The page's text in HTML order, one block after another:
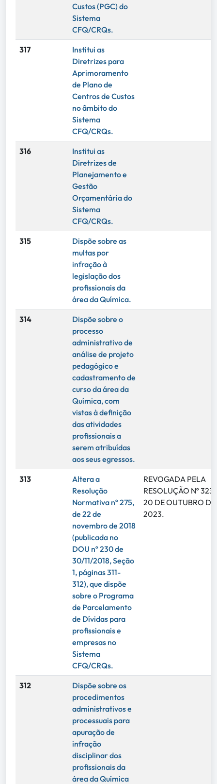
Custos (PGC) do
Sistema
CFQ/CRQs.
317
Institui as
Diretrizes para
Aprimoramento
de Plano de
Centros de Custos
no âmbito do
Sistema
CFQ/CRQs.
316
Institui as
Diretrizes de
Planejamento e
Gestão
Orçamentária do
Sistema
CFQ/CRQs.
315
Dispõe sobre as
multas por
infração à
legislação dos
profissionais da
área da Química.
314
Dispõe sobre o
processo
administrativo de
análise de projeto
pedagógico e
cadastramento de
curso da área da
Química, com
vistas à definição
das atividades
profissionais a
serem atribuídas
aos seus egressos.
313
Altera a
Resolução
Normativa nº 275,
de 22 de
novembro de 2018
(publicada no
DOU nº 230 de
30/11/2018, Seção
1, páginas 311-
312), que dispõe
sobre o Programa
de Parcelamento
de Dívidas para
profissionais e
empresas no
Sistema
CFQ/CRQs.
REVOGADA PELA
RESOLUÇÃO Nº
20 DE OUTUBRO DE
2023.
312
Dispõe sobre os
procedimentos
administrativos e
processuais para
apuração de
infração
disciplinar dos
profissionais da
área da Química